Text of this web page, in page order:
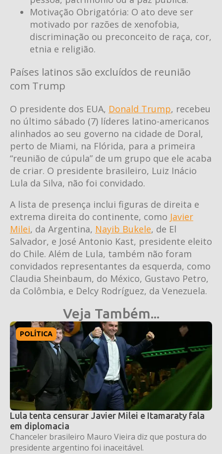
Motivação Obrigatória: O ato deve ser
motivado por razões de xenofobia,
discriminação ou preconceito de raça, cor,
etnia e religião.
Países latinos são excluídos de reunião
com Trump
O presidente dos EUA, Donald Trump, recebeu
no último sábado (7) líderes latino-americanos
alinhados ao seu governo na cidade de Doral,
perto de Miami, na Flórida, para a primeira
“reunião de cúpula” de um grupo que ele acaba
de criar. O presidente brasileiro, Luiz Inácio
Lula da Silva, não foi convidado.
A lista de presença inclui figuras de direita e
extrema direita do continente, como Javier
Milei, da Argentina, Nayib Bukele, de El
Salvador, e José Antonio Kast, presidente eleito
do Chile. Além de Lula, também não foram
convidados representantes da esquerda, como
Claudia Sheinbaum, do México, Gustavo Petro,
da Colômbia, e Delcy Rodríguez, da Venezuela.
Veja Também...
POLÍTICA
Lula tenta censurar Javier Milei e Itamaraty fala
em diplomacia
Chanceler brasileiro Mauro Vieira diz que postura do
presidente argentino foi inaceitável.